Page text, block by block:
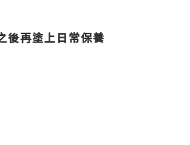
後再塗上日常保養